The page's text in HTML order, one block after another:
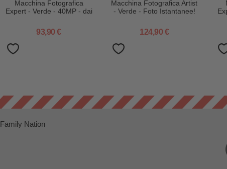
Macchina Fotografica
Expert - Verde - 40MP - dai
93,90 €
Macchina Fotografica Artist
- Verde - Foto Istantanee!
124,90 €
Family Nation